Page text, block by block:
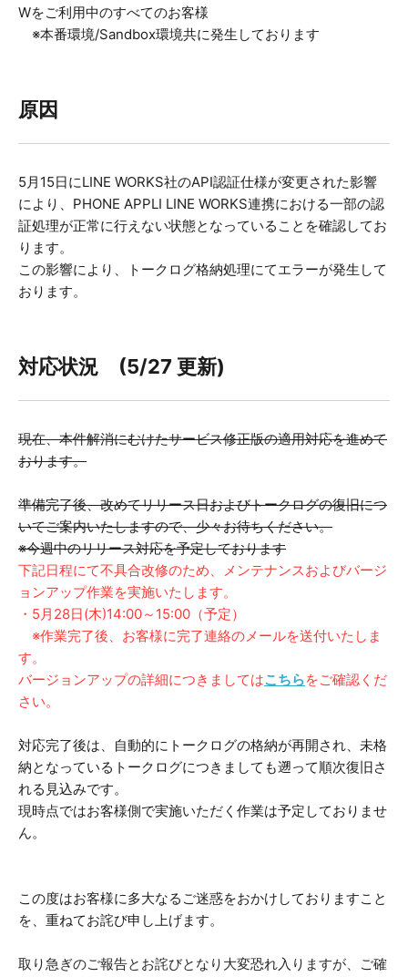
Wをご利用中のすべてのお客様
※本番環境/Sandbox環境共に発生しております
原因
5月15日にLINE WORKS社のAPI認証仕様が変更された影響
により、PHONE APPLI LINE WORKS連携における一部の認
証処理が正常に行えない状態となっていることを確認してお
ります。
この影響により、トークログ格納処理にてエラーが発生して
おります。
対応状況 (5/27 更新)
現在、本件解消にむけたサービス修正版の適用対応を進めて
おります。
準備完了後、改めてリリース日およびトークログの復旧につ
いてご案内いたしますので、少々お待ちください。
※今週中のリリース対応を予定しております
下記日程にて不具合改修のため、メンテナンスおよびバージ
ョンアップ作業を実施いたします。
・5月28日(木)14:00～15:00（予定）
※作業完了後、お客様に完了連絡のメールを送付いたしま
す。
バージョンアップの詳細につきましてはこちらをご確認くだ
さい。
対応完了後は、自動的にトークログの格納が再開され、未格
納となっているトークログにつきましても遡って順次復旧さ
れる見込みです。
現時点ではお客様側で実施いただく作業は予定しておりませ
ん。
この度はお客様に多大なるご迷惑をおかけしておりますこと
を、重ねてお詫び申し上げます。
取り急ぎのご報告とお詫びとなり大変恐れ入りますが、ご確